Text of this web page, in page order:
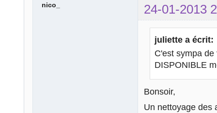
nico_ 24-01-2013
juliette a écrit:
C'est sympa
DISPONIBLE
Bonsoir,
Un nettoyage des